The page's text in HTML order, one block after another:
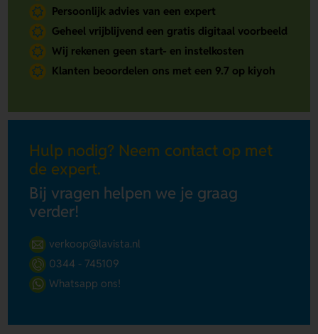
Persoonlijk advies van een expert
Geheel vrijblijvend een gratis digitaal voorbeeld
Wij rekenen geen start- en instelkosten
Klanten beoordelen ons met een 9.7 op kiyoh
Hulp nodig? Neem contact op met
de expert.
Bij vragen helpen we je graag
verder!
verkoop@lavista.nl
0344 - 745109
Whatsapp ons!